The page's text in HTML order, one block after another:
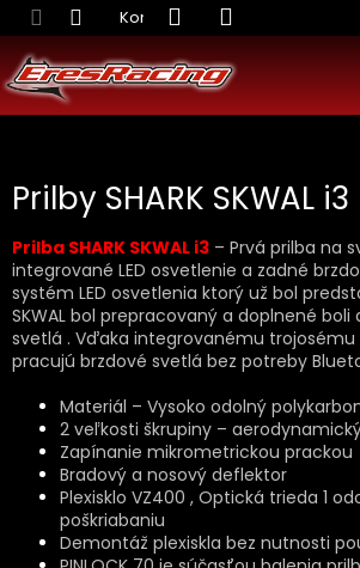
Prejsť
na
obsah
Kontakt Obchodné
o
n
ý
p
a
n
e
Prilby SHARK SKWAL i3
Prilba SHARK SKWAL i3 – Prvá prilba na
integrované LED osvetlenie a zadné
systém LED osvetlenia ktorý už bol
SKWAL bol prepracovaný a doplnené
svetlá . Vďaka integrovanému
pracujú brzdové svetlá bez potreby
Materiál – Vysoko odolný
2 veľkosti škrupiny –
Zapínanie mikrometrickou prackou
Bradový a nosový deflektor
Plexisklo VZ400 , Optická trieda 1
poškriabaniu
Demontáž plexiskla bez nutnosti